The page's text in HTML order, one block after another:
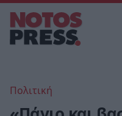
Πολιτική